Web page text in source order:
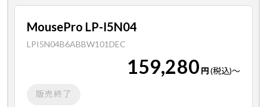
MousePro LP-I5N04
LPI5N04B6ABBW101DEC
159,280 円(税込)～
販売終了